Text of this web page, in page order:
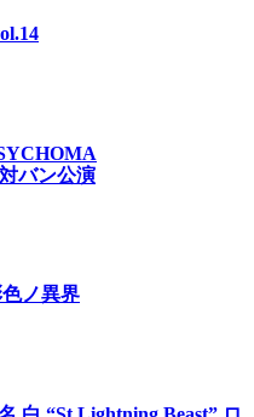
バン公演
色ノ異界